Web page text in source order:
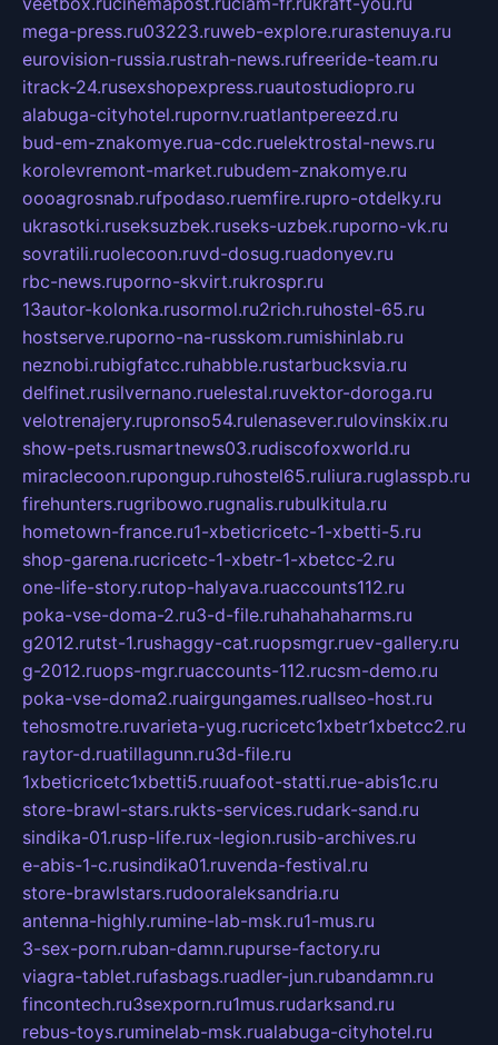
mega-press.ru03223.ruweb-explore.rurastenuya.ru
eurovision-russia.rustrah-news.rufreeride-team.ru
itrack-24.rusexshopexpress.ruautostudiopro.ru
alabuga-cityhotel.rupornv.ruatlantpereezd.ru
bud-em-znakomye.rua-cdc.ruelektrostal-news.ru
korolevremont-market.rubudem-znakomye.ru
oooagrosnab.rufpodaso.ruemfire.rupro-otdelky.ru
ukrasotki.ruseksuzbek.ruseks-uzbek.ruporno-vk.ru
sovratili.ruolecoon.ruvd-dosug.ruadonyev.ru
rbc-news.ruporno-skvirt.rukrospr.ru
13autor-kolonka.rusormol.ru2rich.ruhostel-65.ru
hostserve.ruporno-na-russkom.rumishinlab.ru
neznobi.rubigfatcc.ruhabble.rustarbucksvia.ru
delfinet.rusilvernano.ruelestal.ruvektor-doroga.ru
velotrenajery.rupronso54.rulenasever.rulovinskix.ru
show-pets.rusmartnews03.rudiscofoxworld.ru
miraclecoon.rupongup.ruhostel65.ruliura.ruglasspb.ru
firehunters.rugribowo.rugnalis.rubulkitula.ru
hometown-france.ru1-xbeticricetc-1-xbetti-5.ru
shop-garena.rucricetc-1-xbetr-1-xbetcc-2.ru
one-life-story.rutop-halyava.ruaccounts112.ru
poka-vse-doma-2.ru3-d-file.ruhahahaharms.ru
g2012.rutst-1.rushaggy-cat.ruopsmgr.ruev-gallery.ru
g-2012.ruops-mgr.ruaccounts-112.rucsm-demo.ru
poka-vse-doma2.ruairgungames.ruallseo-host.ru
tehosmotre.ruvarieta-yug.rucricetc1xbetr1xbetcc2.ru
raytor-d.ruatillagunn.ru3d-file.ru
1xbeticricetc1xbetti5.ruuafoot-statti.rue-abis1c.ru
store-brawl-stars.rukts-services.rudark-sand.ru
sindika-01.rusp-life.rux-legion.rusib-archives.ru
e-abis-1-c.rusindika01.ruvenda-festival.ru
store-brawlstars.rudooraleksandria.ru
antenna-highly.rumine-lab-msk.ru1-mus.ru
3-sex-porn.ruban-damn.rupurse-factory.ru
viagra-tablet.rufasbags.ruadler-jun.rubandamn.ru
fincontech.ru3sexporn.ru1mus.rudarksand.ru
rebus-toys.ruminelab-msk.rualabuga-cityhotel.ru